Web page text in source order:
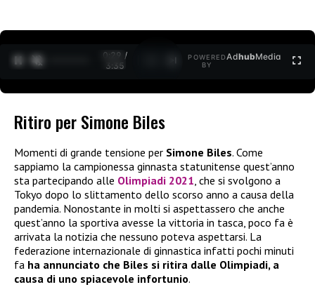
0:30 /
3:35
POWERED
BY
AdhubMedia
Ritiro per Simone Biles
Momenti di grande tensione per Simone Biles. Come
sappiamo la campionessa ginnasta statunitense quest’anno
sta partecipando alle Olimpiadi 2021, che si svolgono a
Tokyo dopo lo slittamento dello scorso anno a causa della
pandemia. Nonostante in molti si aspettassero che anche
quest’anno la sportiva avesse la vittoria in tasca, poco fa è
arrivata la notizia che nessuno poteva aspettarsi. La
federazione internazionale di ginnastica infatti pochi minuti
fa ha annunciato che Biles si ritira dalle Olimpiadi, a
causa di uno spiacevole infortunio.